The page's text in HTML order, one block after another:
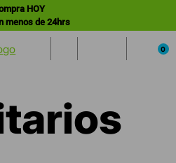
HOY
menos de 24hrs
0